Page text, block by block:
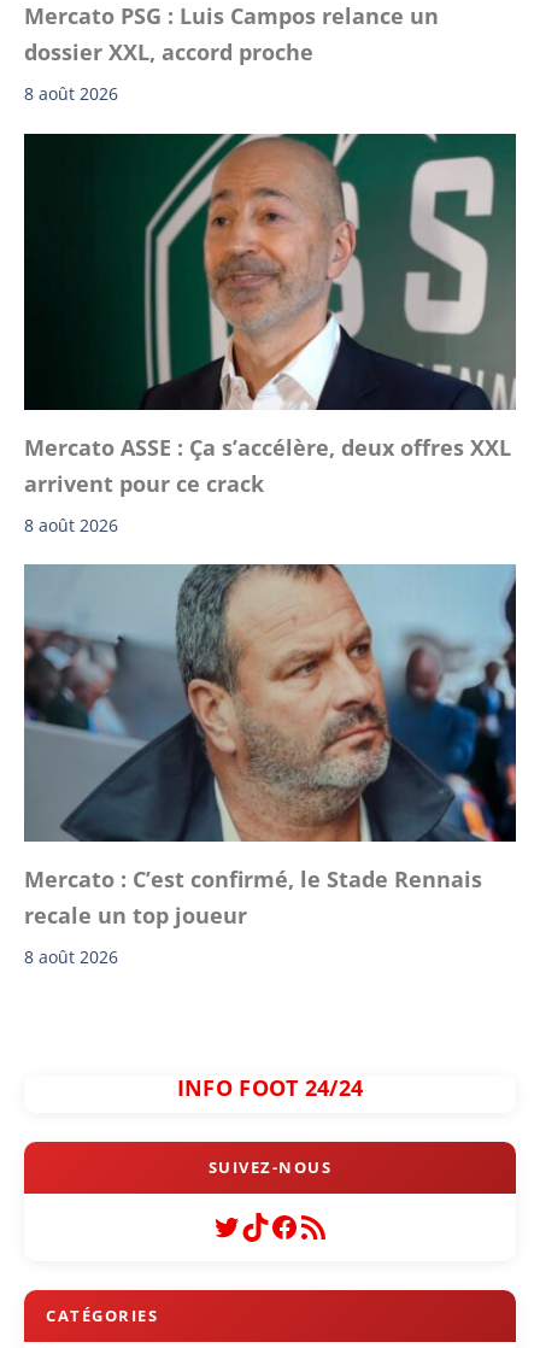
Mercato PSG : Luis Campos relance un
dossier XXL, accord proche
8 août 2026
Mercato ASSE : Ça s’accélère, deux offres XXL
arrivent pour ce crack
8 août 2026
Mercato : C’est confirmé, le Stade Rennais
recale un top joueur
8 août 2026
INFO FOOT 24/24
Twitter
TikTok
Facebook
Flux RSS